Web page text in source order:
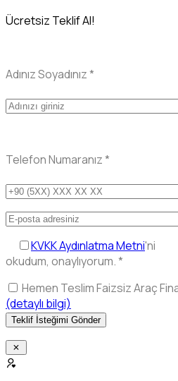
Ücretsiz Teklif Al!
Adınız Soyadınız*
Telefon Numaranız*
KVKK Aydınlatma Metni'ni
okudum, onaylıyorum.*
Hemen Teslim Faizsiz Araç
(detaylı bilgi)